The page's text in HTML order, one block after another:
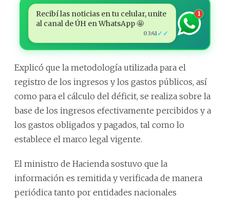
Recibí las noticias en tu celular, unite
al canal de ÚH en WhatsApp 🤩
03:41✓✓
1
Explicó que la metodología utilizada para el
registro de los ingresos y los gastos públicos, así
como para el cálculo del déficit, se realiza sobre la
base de los ingresos efectivamente percibidos y a
los gastos obligados y pagados, tal como lo
establece el marco legal vigente.
El ministro de Hacienda sostuvo que la
información es remitida y verificada de manera
periódica tanto por entidades nacionales